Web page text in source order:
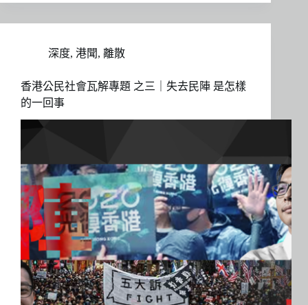
深度, 港聞, 離散
香港公民社會瓦解專題 之三｜失去民陣 是怎樣
的一回事